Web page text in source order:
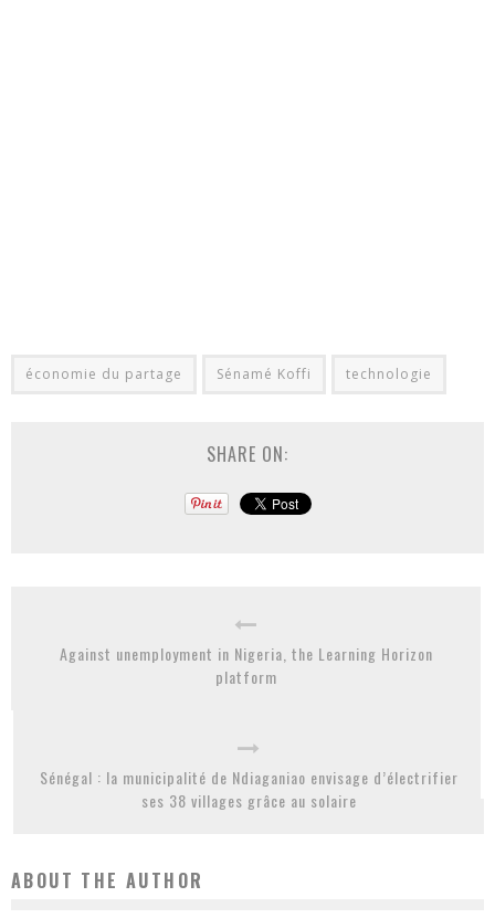
économie du partage Sénamé Koffi technologie
SHARE ON:
Against unemployment in Nigeria, the Learning Horizon
platform
Sénégal : la municipalité de Ndiaganiao envisage d’électrifier
ses 38 villages grâce au solaire
ABOUT THE AUTHOR